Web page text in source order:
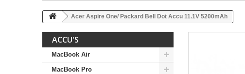
Acer Aspire One/ Packard Bell Dot Accu 11.1V 5200mAh
ACCU'S
MacBook Air
MacBook Pro